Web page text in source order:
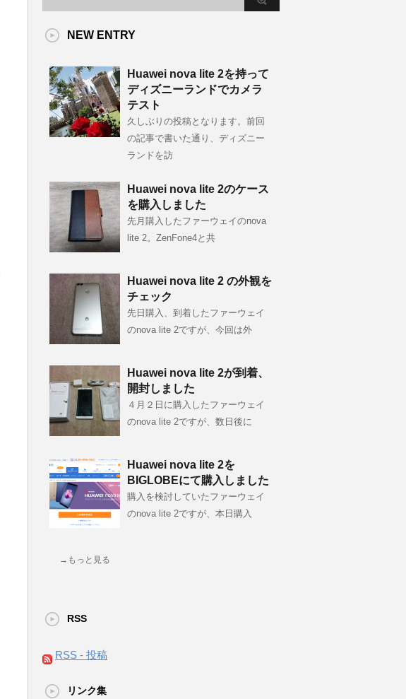
NEW ENTRY
Huawei nova lite 2を持って
ディズニーランドでカメラ
テスト
久しぶりの投稿となります。前回
の記事で書いた通り、ディズニー
ランドを訪
Huawei nova lite 2のケース
を購入しました
先月購入したファーウェイのnova
lite 2。ZenFone4と共
Huawei nova lite 2 の外観を
チェック
先日購入、到着したファーウェイ
のnova lite 2ですが、今回は外
Huawei nova lite 2が到着、
開封しました
４月２日に購入したファーウェイ
のnova lite 2ですが、数日後に
Huawei nova lite 2を
BIGLOBEにて購入しました
購入を検討していたファーウェイ
のnova lite 2ですが、本日購入
→もっと見る
RSS
RSS - 投稿
リンク集